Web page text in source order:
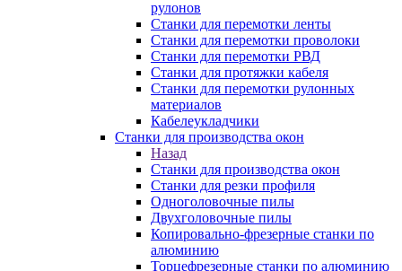
рулонов
Станки для перемотки ленты
Станки для перемотки проволоки
Станки для перемотки РВД
Станки для протяжки кабеля
Станки для перемотки рулонных
материалов
Кабелеукладчики
Станки для производства окон
Назад
Станки для производства окон
Станки для резки профиля
Одноголовочные пилы
Двухголовочные пилы
Копировально-фрезерные станки по
алюминию
Торцефрезерные станки по алюминию